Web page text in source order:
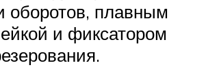
оборотов, плавным
и фиксатором